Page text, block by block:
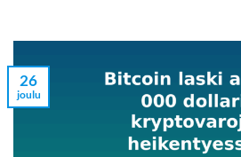
26
joulu